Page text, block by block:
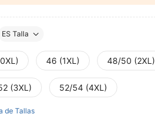
ES Talla
46 (1XL) 48/50 (2XL)
(3XL) 52/54 (4XL)
de Tallas